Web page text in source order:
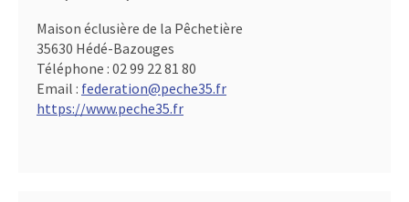
Maison éclusière de la Pêchetière
35630 Hédé-Bazouges
Téléphone : 02 99 22 81 80
Email : federation@peche35.fr
https://www.peche35.fr